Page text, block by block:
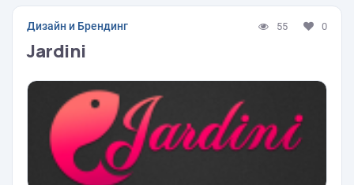
Дизайн и Брендинг 55 0
Jardini